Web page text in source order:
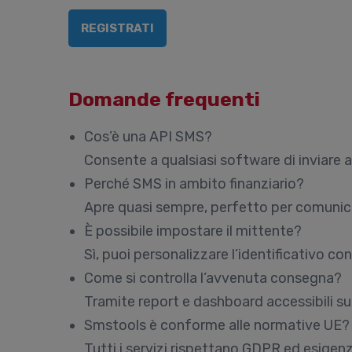
REGISTRATI
Domande frequenti
Cos’è una API SMS?
Consente a qualsiasi software di inviare
Perché SMS in ambito finanziario?
Apre quasi sempre, perfetto per
È possibile impostare il mittente?
Sì, puoi personalizzare l’identificativo
Come si controlla l’avvenuta consegna?
Tramite report e dashboard accessibili
Smstools è conforme alle normative UE?